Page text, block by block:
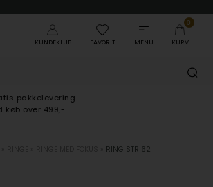
KUNDEKLUB FAVORIT MENU
0
KURV
RING STR 62